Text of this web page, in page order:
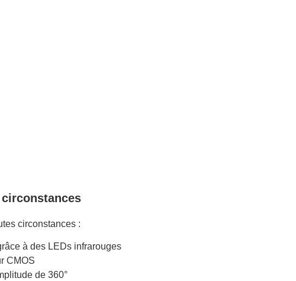
circonstances :
à des LEDs infrarouges
CMOS
de 360°